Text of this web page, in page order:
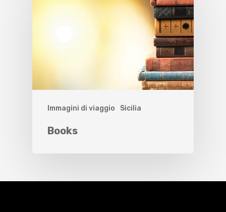
Immagini di viaggio Sicilia
Books